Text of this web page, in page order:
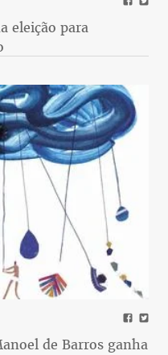
eleição para
de Barros ganha